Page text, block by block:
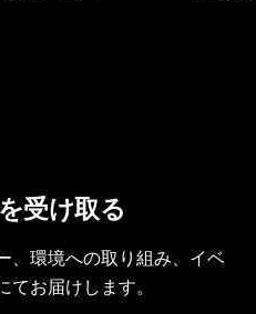
受け取る
、環境への取り組み、イベ
お届けします。